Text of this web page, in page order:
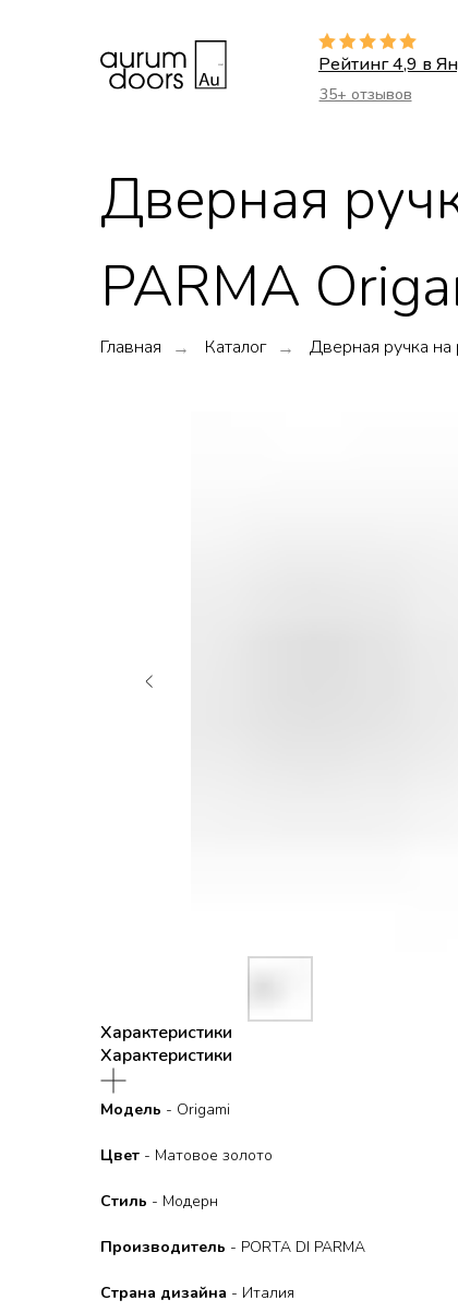
Рейтинг 4,9 в
35+ отзывов
Дверная
PARMA
Главная → Каталог → Дверная ручка на
Характеристики
Характеристики
Модель - Origami
Цвет - Матовое золото
Стиль - Модерн
Производитель - PORTA DI PARMA
Страна дизайна - Италия